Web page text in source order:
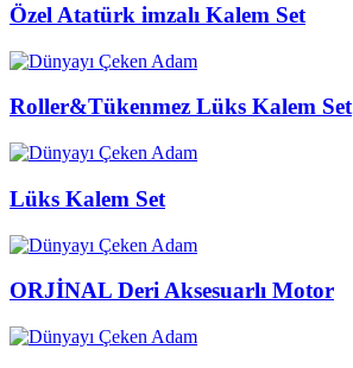
Özel Atatürk imzalı Kalem Set
Roller&Tükenmez Lüks Kalem Set
Lüks Kalem Set
ORJİNAL Deri Aksesuarlı Motor